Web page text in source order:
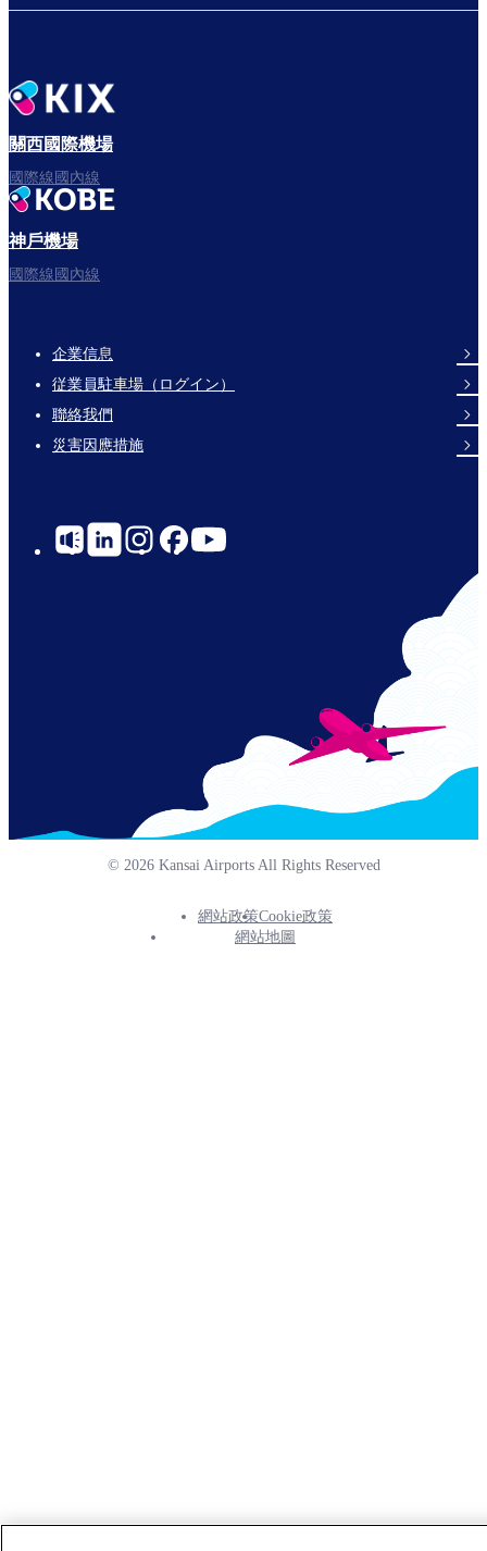
往登機門
祝您飛行愉快。
關西國際機場
國際線國內線
神戶機場
國際線國內線
Footer
Links
企業信息
従業員駐車場（ログイン）
聯絡我們
災害因應措施
Social
© 2026 Kansai Airports All Rights Reserved
Footer
網站政策Cookie政策
網站地圖